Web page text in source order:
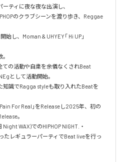
ティに夜な夜な出演し、
のクラブシーンを渡り歩き、Reggae
し、Moman & UHYEY「 Hi UP」
の活動や自粛を余儀なくされBeat
として活動開始。
識でRagga styleも取り入れたBeatを
For Real」をReleaseし2025年、初の
。
WAX)でのHIPHOP NIGHT.・
たレギュラーパーティでBeat liveを行っ